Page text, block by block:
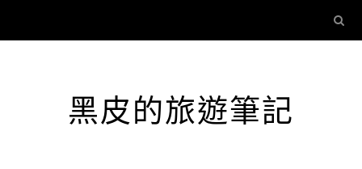
黑皮的旅遊筆記